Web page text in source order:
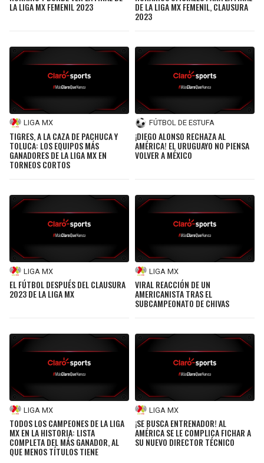
LA LIGA MX FEMENIL 2023 DE LA LIGA MX FEMENIL, CLAUSURA
2023
LIGA MX
TIGRES, A LA CAZA DE PACHUCA Y
TOLUCA: LOS EQUIPOS MÁS
GANADORES DE LA LIGA MX EN
TORNEOS CORTOS
FÚTBOL DE ESTUFA
¡DIEGO ALONSO RECHAZA AL
AMÉRICA! EL URUGUAYO NO PIENSA
VOLVER A MÉXICO
LIGA MX
EL FÚTBOL DESPUÉS DEL CLAUSURA
2023 DE LA LIGA MX
LIGA MX
VIRAL REACCIÓN DE UN
AMERICANISTA TRAS EL
SUBCAMPEONATO DE CHIVAS
LIGA MX
TODOS LOS CAMPEONES DE LA LIGA
MX EN LA HISTORIA: LISTA
COMPLETA DEL MÁS GANADOR, AL
QUE MENOS TÍTULOS TIENE
LIGA MX
¡SE BUSCA ENTRENADOR! AL
AMÉRICA SE LE COMPLICA FICHAR A
SU NUEVO DIRECTOR TÉCNICO